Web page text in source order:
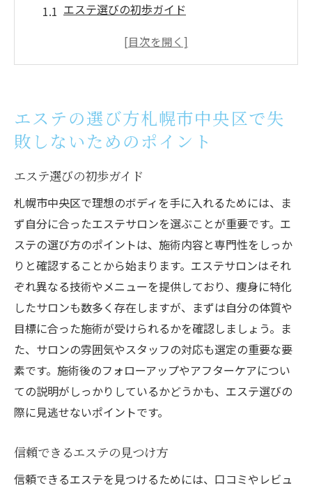
エステ選びの初歩ガイド
信頼できるエステの見つけ方
価格とサービス内容の比較
エステ体験札幌市中央区での痩身エステの流れ
を徹底解説
初めてのエステ体験の流れ
施術前の準備と注意点
エステ施術中のプロセス
施術後のアフターケア
リラックスできる施術環境
エステ後の効果持続法
札幌市中央区のエステで理想の体型を目指すオ
ーダーメイドケア
オーダーメイドケアの魅力
個々のニーズに応じた施術
カスタマイズプランの立て方
効果的なボディメイク
エステの選び方札幌市中央区で失
敗しないためのポイント
エステ選びの初歩ガイド
札幌市中央区で理想のボディを手に入れるためには、ま
ず自分に合ったエステサロンを選ぶことが重要です。エ
ステの選び方のポイントは、施術内容と専門性をしっか
りと確認することから始まります。エステサロンはそれ
ぞれ異なる技術やメニューを提供しており、痩身に特化
したサロンも数多く存在しますが、まずは自分の体質や
目標に合った施術が受けられるかを確認しましょう。ま
た、サロンの雰囲気やスタッフの対応も選定の重要な要
素です。施術後のフォローアップやアフターケアについ
ての説明がしっかりしているかどうかも、エステ選びの
際に見逃せないポイントです。
信頼できるエステの見つけ方
信頼できるエステを見つけるためには、口コミやレビュ